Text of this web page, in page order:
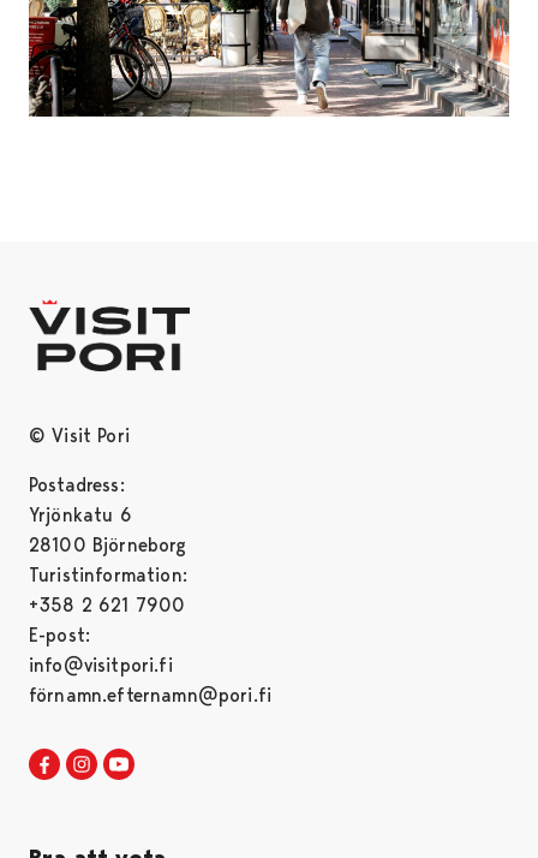
© Visit Pori
Postadress:
Yrjönkatu 6
28100 Björneborg
Turistinformation:
+358 2 621 7900
E-post:
info@visitpori.fi
förnamn.efternamn@pori.fi
Visit Pori in Facebook
Opens in a new tab
Visit Pori in Instagram
Opens in a new tab